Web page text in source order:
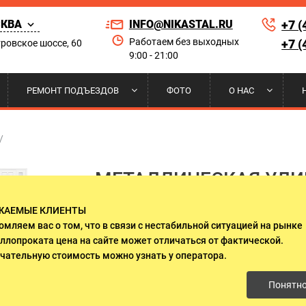
шоссе, 60
INFO@NIKASTAL.RU
Работаем без выходных
9:00 - 21:00
+7
+7
ДВЕРИ ДВЕРИ ИЗ МАССИВА ДЕРЕВА
СТЕКЛОМ И КОВКОЙ
ДАЧИ
ДВЕРИ С ОСТЕКЛЕНИЕМ
КОНДИЦИОНЕР
НАД КРЫЛЬЦОМ
РЕМОНТ ПОДЪЕЗДОВ
ДВЕРИ
ФОТО О НАС
И УСТАНОВКА
ГАРАНТИИ СЕРТИФИКАТЫ
/
МЕТАЛЛИЧЕСКАЯ
БОКОВЫМИ
ПАНЕЛЯМИ МДФ
АРТ-467
КЛИЕНТЫ
вас о том, что в связи с нестабильной ситуацией на рынке
цена на сайте может отличаться от фактической.
стоимость можно узнать у оператора.